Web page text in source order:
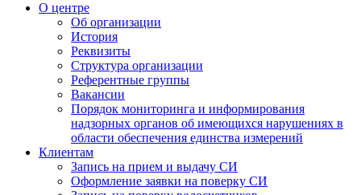
О центре
Об организации
История
Реквизиты
Структура организации
Референтные группы
Вакансии
Порядок мониторинга и информирования
надзорных органов об имеющихся нарушениях в
области обеспечения единства измерений
Клиентам
Запись на прием и выдачу СИ
Оформление заявки на поверку СИ